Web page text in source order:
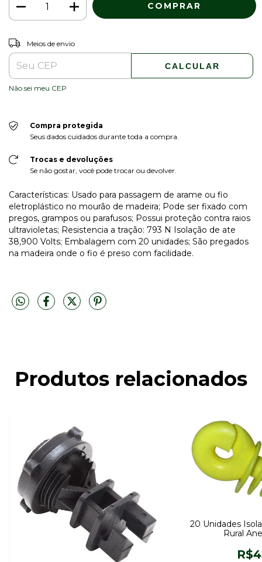
Entregas para o CEP:
Meios de envio
CALCULAR
Não sei meu CEP
Compra protegida
Seus dados cuidados durante toda a compra.
Trocas e devoluções
Se não gostar, você pode trocar ou devolver.
Características: Usado para passagem de arame ou fio
eletroplástico no mourão de madeira; Pode ser fixado com
pregos, grampos ou parafusos; Possui proteção contra raios
ultravioletas; Resistencia a tração: 793 N Isolação de ate
38,900 Volts; Embalagem com 20 unidades; São pregados
na madeira onde o fio é preso com facilidade.
Produtos relacionados
20 Unidades
Rural